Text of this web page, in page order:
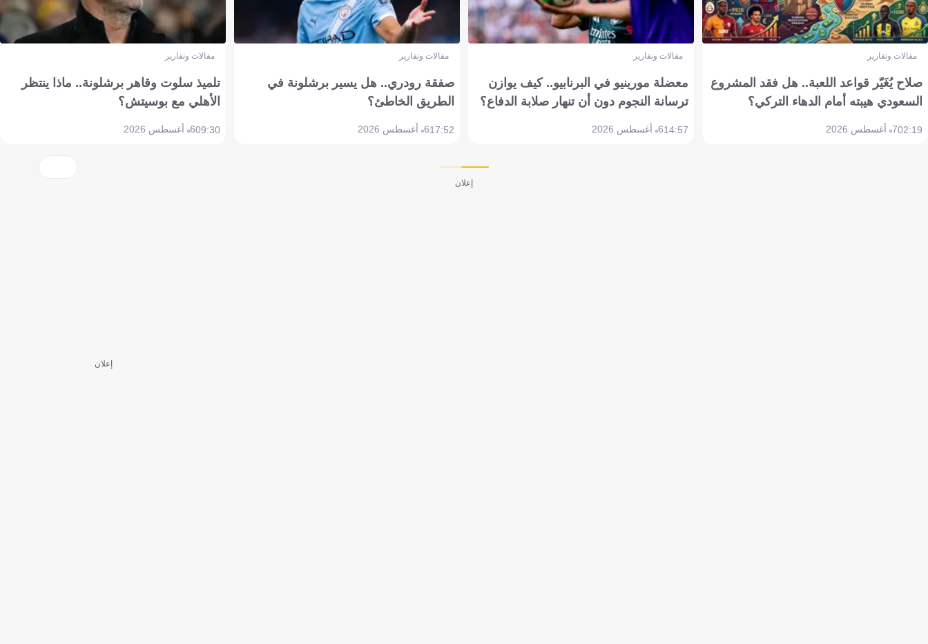
مقالات وتقارير
صلاح يُغَيّر قواعد اللعبة.. هل فقد المشروع
السعودي هيبته أمام الدهاء التركي؟
02:197 أغسطس 2026
مقالات وتقارير
معضلة مورينيو في البرنابيو.. كيف يوازن
ترسانة النجوم دون أن تنهار صلابة الدفاع؟
14:576 أغسطس 2026
مقالات وتقارير
صفقة رودري.. هل يسير برشلونة في
الطريق الخاطئ؟
17:526 أغسطس 2026
مقالات وتقارير
تلميذ سلوت وقاهر برشلونة.. ماذا ينتظر
الأهلي مع بوسيتش؟
09:306 أغسطس 2026
إعلان
إعلان